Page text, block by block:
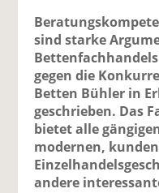
sind starke
gegen die
Betten Bühler in
geschrieben. Das
bietet alle
modernen,
andere